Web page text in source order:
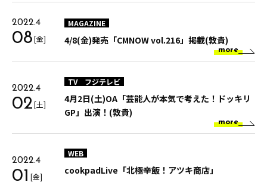
2022.4
08[金]
MAGAZINE
4/8(金)発売「CMNOW vol.216」掲載(敦貴)
more
2022.4
02[土]
TV フジテレビ
4月2日(土)OA「芸能人が本気で考えた！ドッキリ
GP」出演！(敦貴)
more
2022.4
01 [金]
WEB
cookpadLive「北極辛飯！アツキ商店」